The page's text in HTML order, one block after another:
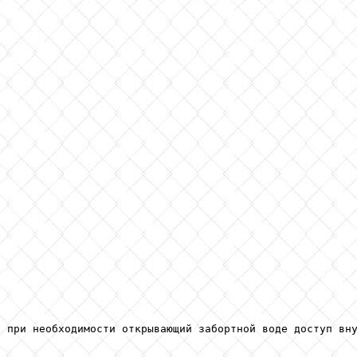
необходимости открывающий забортной воде доступ